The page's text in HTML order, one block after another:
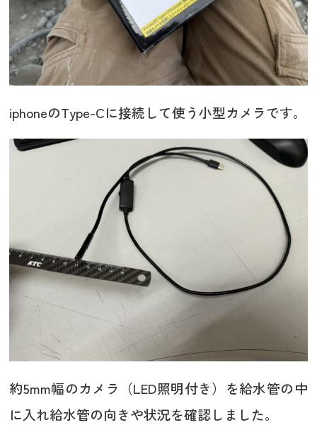
iphoneのType-Cに接続して使う小型カメラです。
約5mm幅のカメラ（LED照明付き）を給水管の中
に入れ給水管の向きや状況を確認しました。